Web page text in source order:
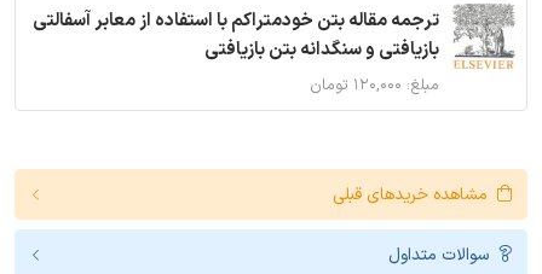
ترجمه مقاله بتن خودمتراکم با استفاده از معابر آسفالتی
بازیافتی و سنگدانه بتن بازیافتی
مبلغ: ۱۲۰,۰۰۰ تومان
مشاهده خریدهای قبلی
سوالات متداول